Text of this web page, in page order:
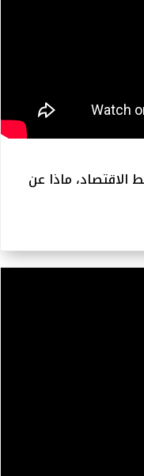
الاقتصاد، ماذا عن